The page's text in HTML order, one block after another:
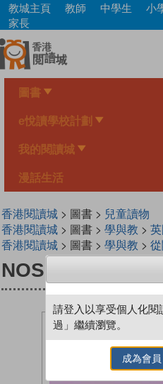
Skip
main
content
教城主頁 教師 中學生
小
家長
圖書
e悅讀學校計劃
我的閱讀城
漫話生活
香港閱讀城> 圖書 > 兒童讀物
香港閱讀城> 圖書 > 學與教 >
香港閱讀城> 圖書 > 學與教 >
NOSR 1.4 THE
請登入以享受個人化閱
過」繼續瀏覽。
成為會員